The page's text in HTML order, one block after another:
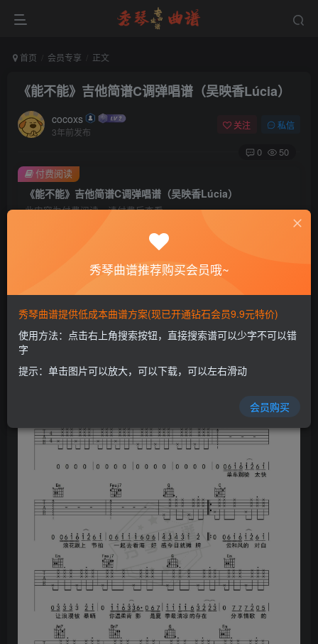
首页 会员专享 正文
《能不能》吉他简谱C调弹唱谱（吴映香Lúcia）
cocoxs
3年前发布
关注 私信
0 50
《能不能》吉他简谱C调弹唱谱（吴映香Lúcia）
此内容为付费阅读，请付费后查看
会员专属资源
黄金会员免费 钻石会员
开通会员
付费阅读
秀琴曲谱推荐购买会员哦~
秀琴曲谱提供低成本曲谱方案(现已开通钻石会员9.9元特价)
使用方法：点击右上角搜索按钮，直接搜索谱可以少字不可以错
字
提示：单击图片可以放大，可以下载，可以左右滑动
会员购买